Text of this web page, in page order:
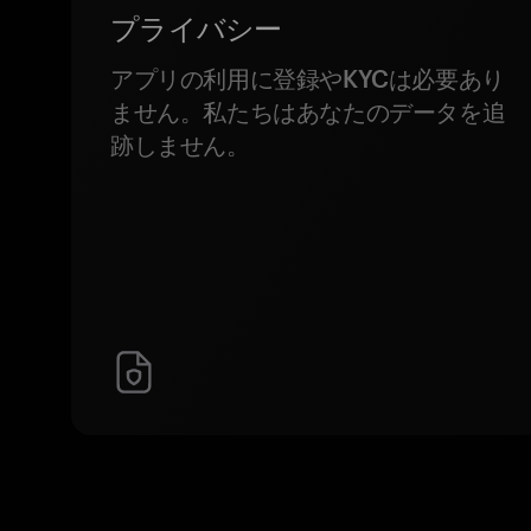
プライバシー
アプリの利用に登録やKYCは必要あり
ません。私たちはあなたのデータを追
跡しません。